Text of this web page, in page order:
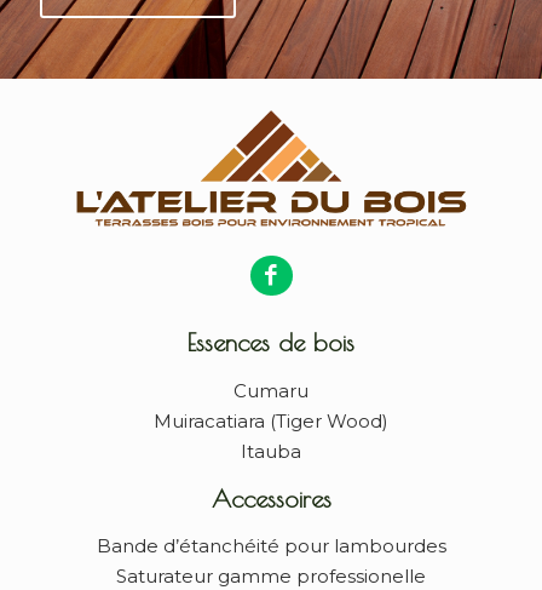
Essences de bois
Cumaru
Muiracatiara (Tiger Wood)
Itauba
Accessoires
Bande d’étanchéité pour lambourdes
Saturateur gamme professionelle